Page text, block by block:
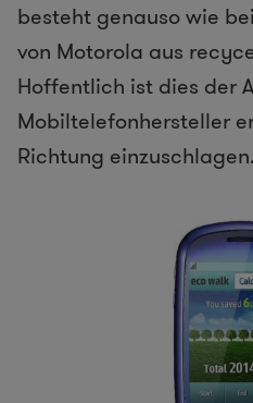
besteht genauso wie
von Motorola aus
Hoffentlich ist dies der
Mobiltelefonhersteller
Richtung einzuschlagen.